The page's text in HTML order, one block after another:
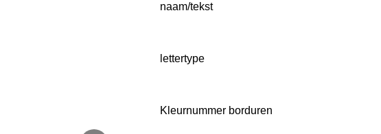
naam/tekst
lettertype
Kleurnummer borduren